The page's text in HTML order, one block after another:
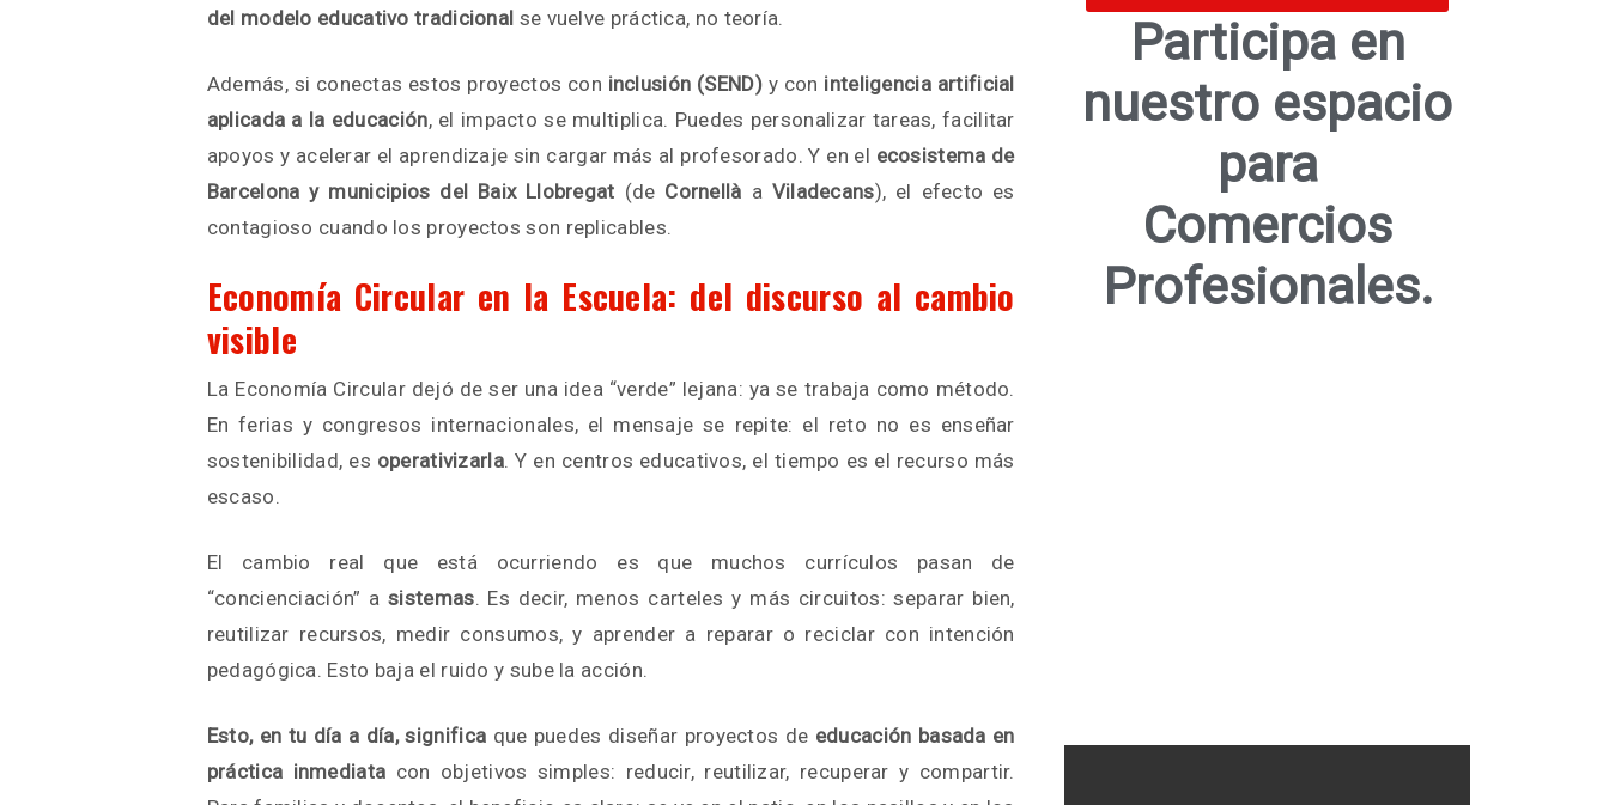
del modelo educativo tradicional se vuelve práctica, no teoría.
Además, si conectas estos proyectos con inclusión (SEND)y con inteligencia artificial
aplicada a la educación, el impacto se multiplica. Puedes personalizar tareas, facilitar
apoyos y acelerar el aprendizaje sin cargar más al profesorado. Y en el ecosistema de
Barcelona y municipios del Baix Llobregat (de Cornellà a Viladecans), el efecto es
contagioso cuando los proyectos son replicables.
Economía Circular en la Escuela: del discurso al cambio
visible
La Economía Circular dejó de ser una idea “verde” lejana: ya se trabaja como método.
En ferias y congresos internacionales, el mensaje se repite: el reto no es enseñar
sostenibilidad, es operativizarla. Y en centros educativos, el tiempo es el recurso más
escaso.
El cambio real que está ocurriendo es que muchos currículos pasan de
“concienciación” asistemas. Es decir, menos carteles y más circuitos: separar bien,
reutilizar recursos, medir consumos, y aprender a reparar o reciclar con intención
pedagógica. Esto baja el ruido y sube la acción.
Esto, en tu día a día, significa que puedes diseñar proyectos de educación basada en
práctica inmediata con objetivos simples: reducir, reutilizar, recuperar y compartir.
Participa en
nuestro espacio
para
Comercios
Profesionales.